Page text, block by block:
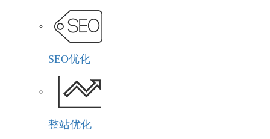
SEO优化
整站优化